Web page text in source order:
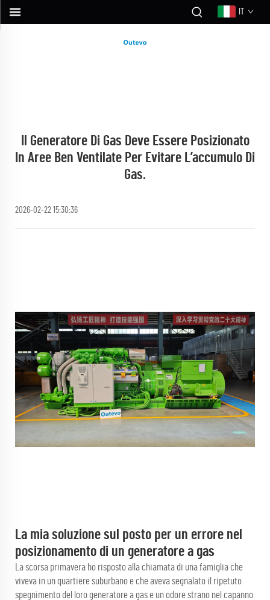
Il Generatore Di Gas Deve Essere Posizionato
In Aree Ben Ventilate Per Evitare L’accumulo Di
Gas.
2026-02-22 15:30:36
La mia soluzione sul posto per un errore nel
posizionamento di un generatore a gas
La scorsa primavera ho risposto alla chiamata di una famiglia che
viveva in un quartiere suburbano e che aveva segnalato il ripetuto
spegnimento del loro generatore a gas e un odore strano nel capanno